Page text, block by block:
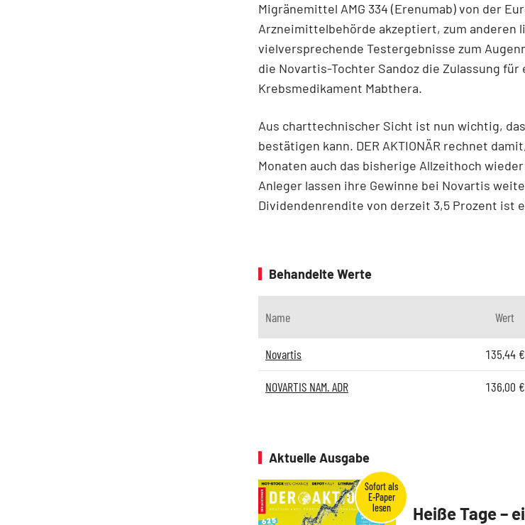
Migränemittel AMG 334 (Erenumab) von der
Arzneimittelbehörde akzeptiert, zum anderen
vielversprechende Testergebnisse zum
die Novartis-Tochter Sandoz die Zulassung
Krebsmedikament Mabthera.
Aus charttechnischer Sicht ist nun wichtig,
bestätigen kann. DER AKTIONÄR rechnet
Monaten auch das bisherige Allzeithoch
Anleger lassen ihre Gewinne bei Novartis
Dividendenrendite von derzeit 3,5 Prozent ist
Behandelte Werte
Name Wert
Novartis 135,44€
NOVARTIS NAM. ADR 136,00 €
Aktuelle Ausgabe
Heiße Tage –